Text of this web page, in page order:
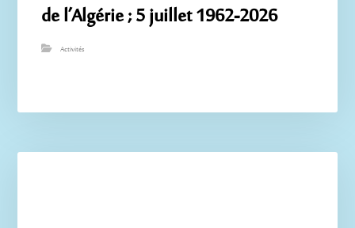
de l’Algérie ; 5 juillet 1962-2026
Activités